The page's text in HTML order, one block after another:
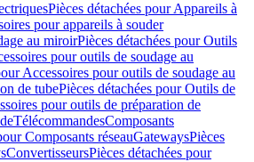
Pièces détachées pour Appareils à
pour appareils à souder
au miroirPièces détachées pour Outils
pour outils de soudage au
Accessoires pour outils de soudage au
de tubePièces détachées pour Outils de
pour outils de préparation de
TélécommandesComposants
Composants réseauGatewaysPièces
ConvertisseursPièces détachées pour